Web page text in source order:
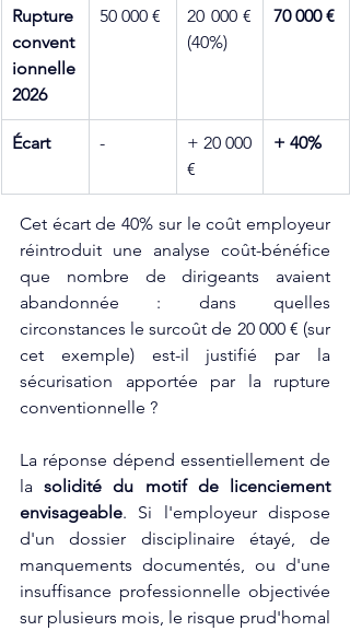
Rupture
convent
ionnelle
2026
50 000 €
20 000 €
(40%)
70 000 €
Écart -
+ 20 000
€
+ 40%
Cet écart de 40% sur le coût employeur
réintroduit une analyse coût-bénéfice
que nombre de dirigeants avaient
abandonnée : dans quelles
circonstances le surcoût de 20 000 € (sur
cet exemple) est-il justifié par la
sécurisation apportée par la rupture
conventionnelle ?
La réponse dépend essentiellement de
la solidité du motif de licenciement
envisageable. Si l'employeur dispose
d'un dossier disciplinaire étayé, de
manquements documentés, ou d'une
insuffisance professionnelle objectivée
sur plusieurs mois, le risque prud'homal